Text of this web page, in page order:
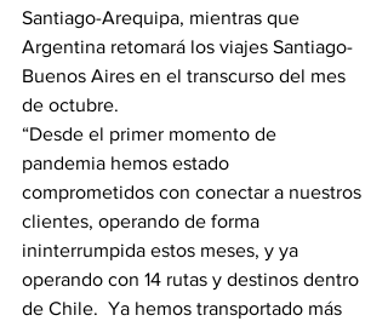
Santiago-Arequipa, mientras que
Argentina retomará los viajes Santiago-
Buenos Aires en el transcurso del mes
de octubre.
“Desde el primer momento de
pandemia hemos estado
comprometidos con conectar a nuestros
clientes, operando de forma
ininterrumpida estos meses, y ya
operando con 14 rutas y destinos dentro
de Chile.  Ya hemos transportado más